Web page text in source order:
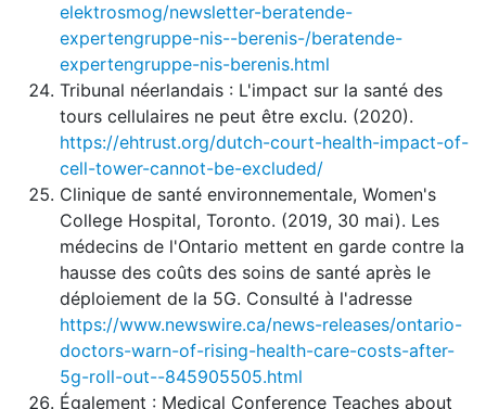
elektrosmog/newsletter-beratende-
expertengruppe-nis--berenis-/beratende-
expertengruppe-nis-berenis.html
Tribunal néerlandais : L'impact sur la santé des
tours cellulaires ne peut être exclu. (2020).
https://ehtrust.org/dutch-court-health-impact-of-
cell-tower-cannot-be-excluded/
Clinique de santé environnementale, Women's
College Hospital, Toronto. (2019, 30 mai). Les
médecins de l'Ontario mettent en garde contre la
hausse des coûts des soins de santé après le
déploiement de la 5G. Consulté à l'adresse
https://www.newswire.ca/news-releases/ontario-
doctors-warn-of-rising-health-care-costs-after-
5g-roll-out--845905505.html
Également : Medical Conference Teaches about